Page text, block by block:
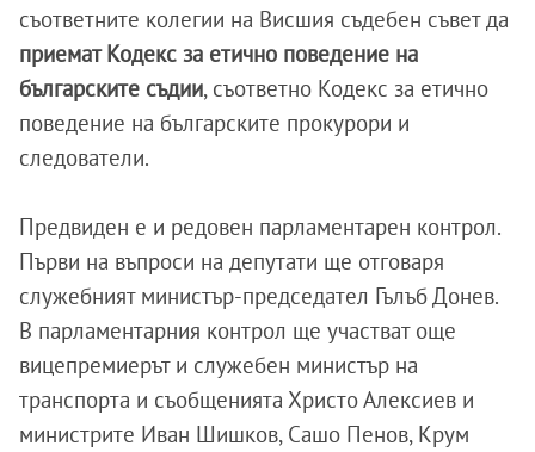
съответните колегии на Висшия съдебен съвет да
приемат Кодекс за етично поведение на
българските съдии, съответно Кодекс за етично
поведение на българските прокурори и
следователи.
Предвиден е и редовен парламентарен контрол.
Първи на въпроси на депутати ще отговаря
служебният министър-председател Гълъб Донев.
В парламентарния контрол ще участват още
вицепремиерът и служебен министър на
транспорта и съобщенията Христо Алексиев и
министрите Иван Шишков, Сашо Пенов, Крум